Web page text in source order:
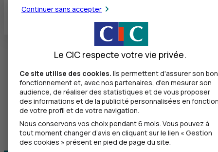
Toutes les localités
Continuer sans accepter
Le CIC respecte votre vie privée.
Ce site utilise des cookies. Ils permettent d'assurer son bon
fonctionnement et, avec nos partenaires, d'en mesurer son
audience, de réaliser des statistiques et de vous proposer
des informations et de la publicité personnalisées en
de votre profil et de votre navigation.
Nous conservons vos choix pendant 6 mois. Vous pouvez à
tout moment changer d’avis en cliquant sur le lien « Gestion
des cookies » présent en pied de page du site.